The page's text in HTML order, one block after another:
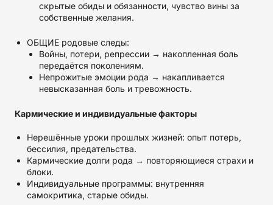
скрытые обиды и обязанности, чувство вины за
собственные желания.
ОБЩИЕ родовые следы:
Войны, потери, репрессии → накопленная боль
передаётся поколениям.
Непрожитые эмоции рода → накапливается
невысказанная боль и тревожность.
Кармические и индивидуальные факторы
Нерешённые уроки прошлых жизней: опыт потерь,
бессилия, предательства.
Кармические долги рода → повторяющиеся страхи и
блоки.
Индивидуальные программы: внутренняя
самокритика, старые обиды.